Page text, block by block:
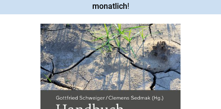
monatlich!